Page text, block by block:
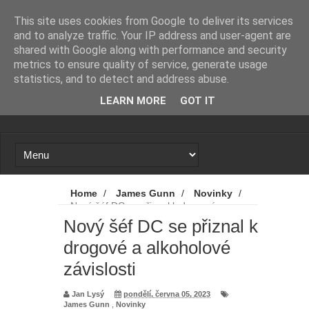
Loading...
Home / James Gunn / Novinky /
Nový šéf DC se přiznal k drogové a
alkoholové závislosti
Nový šéf DC se přiznal k
drogové a alkoholové
závislosti
Jan Lysý
pondělí, června 05, 2023
James Gunn
Novinky
This site uses cookies from Google to deliver its services
and to analyze traffic. Your IP address and user-agent are
shared with Google along with performance and security
metrics to ensure quality of service, generate usage
statistics, and to detect and address abuse.
LEARN MORE GOT IT